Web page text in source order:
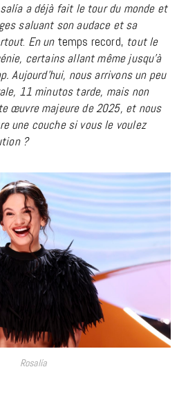
a déjà fait le tour du monde et
saluant son audace et sa
. En un temps record, tout le
certains allant même jusqu’à
Aujourd’hui, nous arrivons un peu
11 minutos tarde, mais non
œuvre majeure de 2025, et nous
une couche si vous le voulez
?
Rosalía